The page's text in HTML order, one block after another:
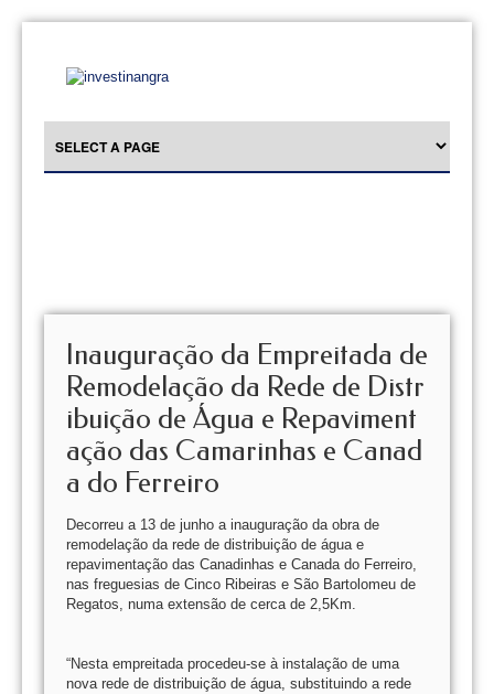
Inauguração da Empreitada de
Remodelação da Rede de Distr
ibuição de Água e Repaviment
ação das Camarinhas e Canad
a do Ferreiro
Decorreu a 13 de junho a inauguração da obra de
remodelação da rede de distribuição de água e
repavimentação das Canadinhas e Canada do Ferreiro,
nas freguesias de Cinco Ribeiras e São Bartolomeu de
Regatos, numa extensão de cerca de 2,5Km.
“Nesta empreitada procedeu-se à instalação de uma
nova rede de distribuição de água, substituindo a rede